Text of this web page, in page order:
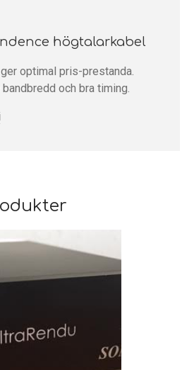
högtalarkabel
optimal pris-prestanda.
och bra timing.